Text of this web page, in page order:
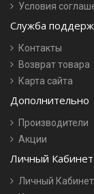
Условия
Служба
Контакты
Возврат товара
Карта сайта
Дополнительно
Производители
Акции
Личный Кабинет
Личный Кабинет